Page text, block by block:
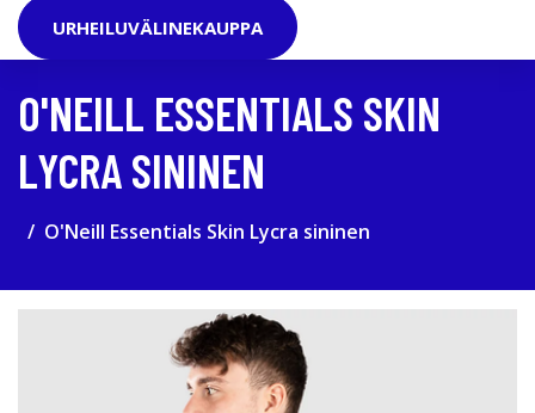
URHEILUVÄLINEKAUPPA
O'NEILL ESSENTIALS SKIN
LYCRA SININEN
O'Neill Essentials Skin Lycra sininen